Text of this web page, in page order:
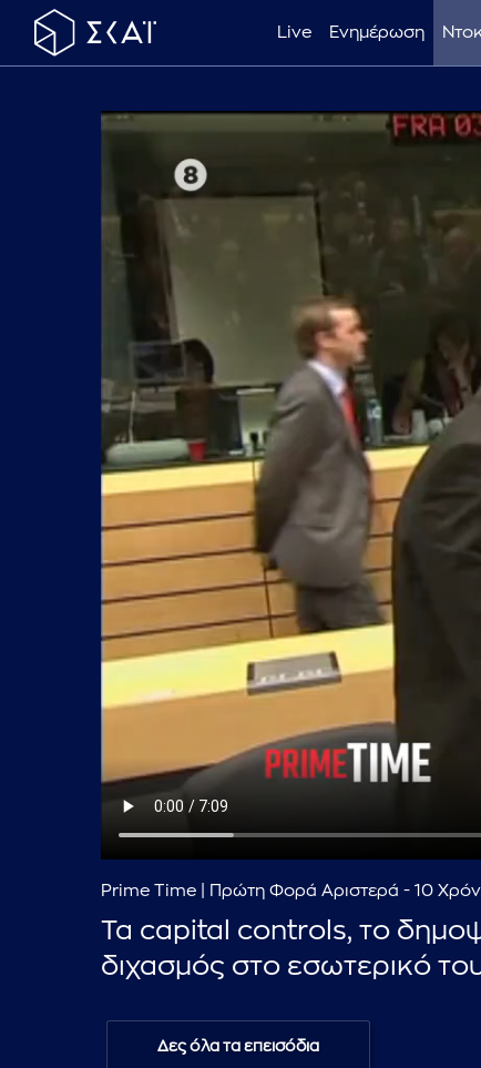
Live Ενημέρωση
Prime Time | Πρώτη Φορά Αριστερά - 10
Τα capital controls, το
διχασμός στο εσωτερικό
Δες όλα τα επεισόδια